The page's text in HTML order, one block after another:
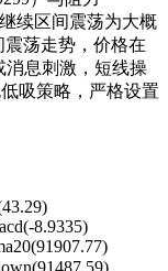
继续区间震荡为大概
荡走势，价格在
消息刺激，短线操
吸策略，严格设置
8.9335)